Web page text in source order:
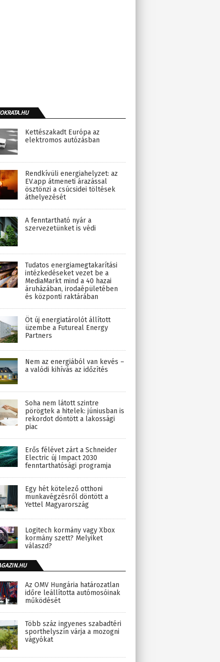
Kettészakadt Európa az
elektromos autózásban
Rendkívüli energiahelyzet: az
EV.app átmeneti árazással
ösztönzi a csúcsidei töltések
áthelyezését
A fenntartható nyár a
szervezetünket is védi
Tudatos energiamegtakarítási
intézkedéseket vezet be a
MediaMarkt mind a 40 hazai
áruházában, irodaépületében
és központi raktárában
Öt új energiatárolót állított
üzembe a Futureal Energy
Partners
Nem az energiából van kevés –
a valódi kihívás az időzítés
Soha nem látott szintre
pörögtek a hitelek: júniusban is
rekordot döntött a lakossági
piac
Erős félévet zárt a Schneider
Electric új Impact 2030
fenntarthatósági programja
Egy hét kötelező otthoni
munkavégzésről döntött a
Yettel Magyarország
Logitech kormány vagy Xbox
kormány szett? Melyiket
válaszd?
Az OMV Hungária határozatlan
időre leállította autómosóinak
működését
Több száz ingyenes szabadtéri
sporthelyszín várja a mozogni
vágyókat